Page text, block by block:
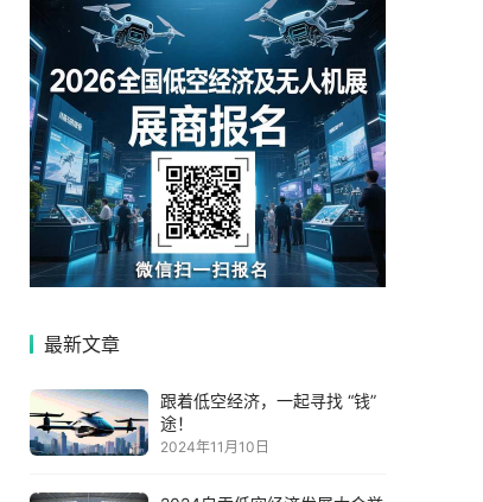
最新文章
跟着低空经济，一起寻找 “钱”
途！
2024年11月10日